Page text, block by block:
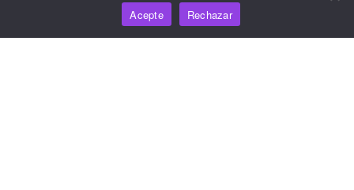
Centro de conocimiento
Acepte
Rechazar